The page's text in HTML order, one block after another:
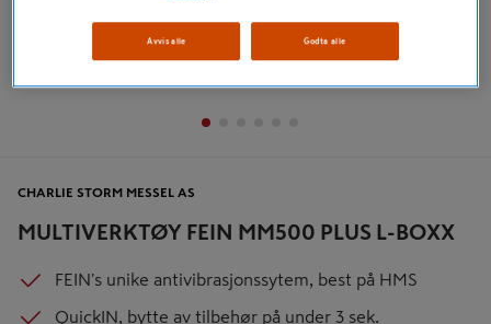
MULTIVERKTØY FEIN MM500 PLUS L-BOXX
CHARLIE STORM MESSEL AS
FEIN's unike antivibrasjonssytem, best på HMS
QuickIN, bytte av tilbehør på under 3 sek.
Avvis alle Godta alle